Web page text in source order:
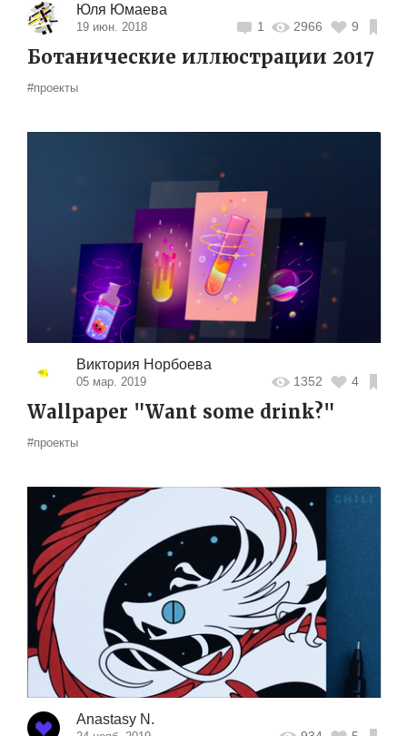
Юля Юмаева
19 июн. 2018 1 2966 9
Ботанические иллюстрации 2017
#проекты
Виктория Норбоева
05 мар. 2019 1352 4
Wallpaper "Want some drink?"
#проекты
Anastasy N.